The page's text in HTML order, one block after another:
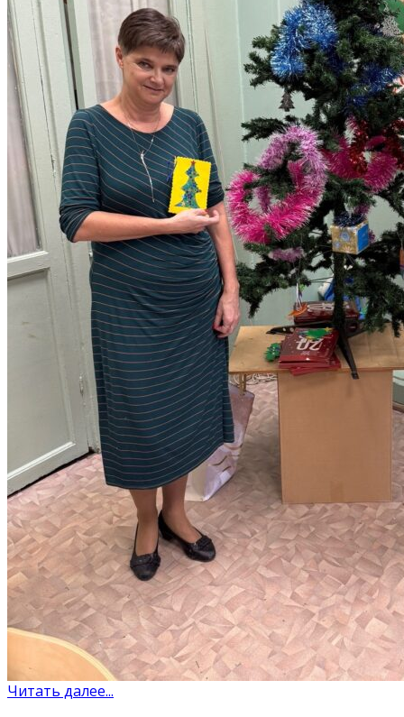
Читать далее...